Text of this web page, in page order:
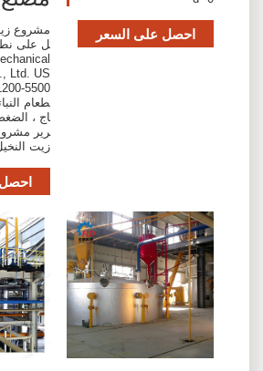
احصل على السعر
مشروع
ل على
Ltd. US
طعام
اج ،
رير
زيت